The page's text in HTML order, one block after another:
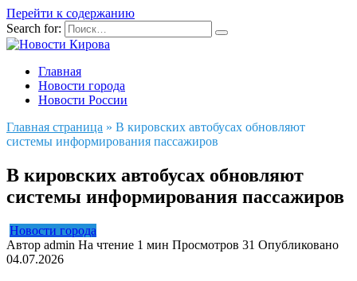
Перейти к содержанию
Search for:
Главная
Новости города
Новости России
Главная страница » В кировских автобусах обновляют
системы информирования пассажиров
В кировских автобусах обновляют
системы информирования пассажиров
Новости города
Автор admin На чтение 1 мин Просмотров 31 Опубликовано
04.07.2026